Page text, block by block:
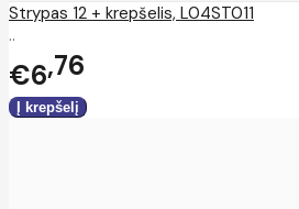
Strypas 12 + krepšelis, L04ST011
..
€6 76